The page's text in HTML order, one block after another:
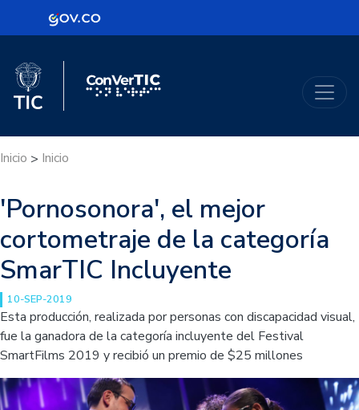
Logo Gobierno de Colombia
Logo del Ministerio TIC
Inicio > Inicio
'Pornosonora', el mejor
cortometraje de la categoría
SmarTIC Incluyente
10-SEP-2019
Esta producción, realizada por personas con discapacidad visual,
fue la ganadora de la categoría incluyente del Festival
SmartFilms 2019 y recibió un premio de $25 millones